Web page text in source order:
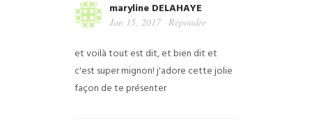
maryline DELAHAYE
Jan 15, 2017 Répondre
et voilà tout est dit, et bien dit et
c'est super mignon! j'adore cette jolie
façon de te présenter